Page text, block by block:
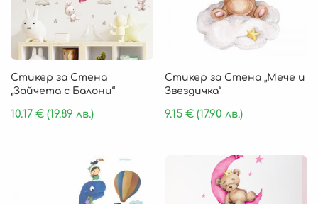
Стикер за Стена
„Зайчета с Балони“
10.17 € (19.89 лв.)
Стикер за Стена „Мече и
Звездичка“
9.15€ (17.90 лв.)